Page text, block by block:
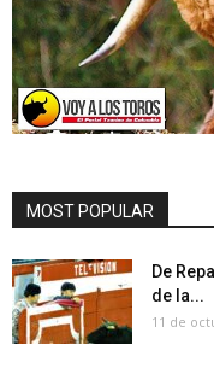
MOST POPULAR
De
de la...
11 de